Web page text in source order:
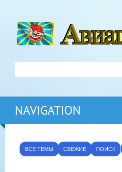
NAVIGATION
ВСЕ ТЕМЫ СВЕЖИЕ ПОИСК